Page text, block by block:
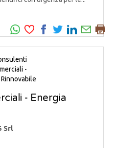
- Energia
Srl